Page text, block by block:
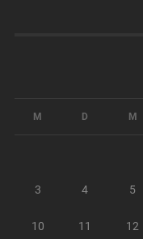
M D M
3 4 5
10 11 12